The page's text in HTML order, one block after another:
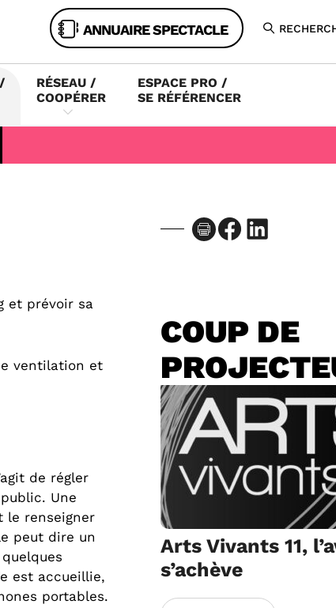
ANNUAIRE SPECTACLE
RÉSEAU /
COOPÉRER
ESPACE PRO /
SE RÉFÉRENCER
et prévoir sa
ventilation et
de régler
Une
le renseigner
peut dire un
est accueillie,
portables.
Facebook
COUP DE
Arts Vivants 11,
s’achève